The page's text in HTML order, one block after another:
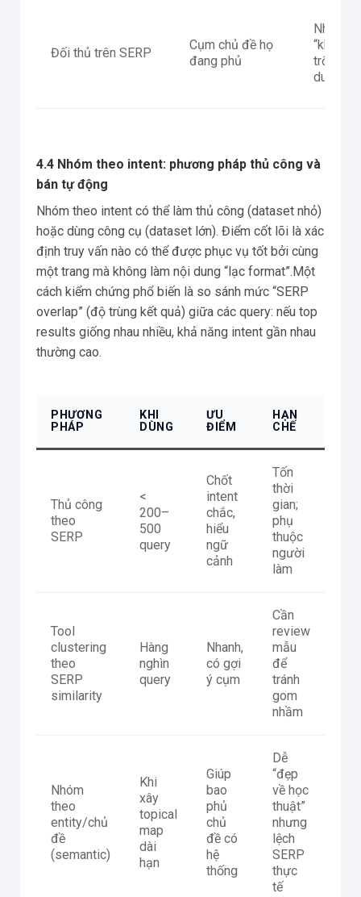
Đối thủ trên SERP
Cụm chủ đề họ
đang phủ
Nhìn
“khoảng
trống”
dung
4.4 Nhóm theo intent: phương pháp thủ công và
bán tự động
Nhóm theo intent có thể làm thủ công (dataset nhỏ)
hoặc dùng công cụ (dataset lớn). Điểm cốt lõi là xác
định truy vấn nào có thể được phục vụ tốt bởi cùng
một trang mà không làm nội dung “lạc format”.Một
cách kiểm chứng phổ biến là so sánh mức “SERP
overlap” (độ trùng kết quả) giữa các query: nếu top
results giống nhau nhiều, khả năng intent gần nhau
thường cao.
PHƯƠNG
PHÁP
KHI
DÙNG
ƯU
ĐIỂM
HẠN
CHẾ
Thủ công
theo
SERP
<
200–
500
query
Chốt
intent
chắc,
hiểu
ngữ
cảnh
Tốn
thời
gian;
phụ
thuộc
người
làm
Tool
clustering
theo
SERP
similarity
Hàng
nghìn
query
Nhanh,
có gợi
ý cụm
Cần
review
mẫu
để
tránh
gom
nhầm
Nhóm
theo
entity/chủ
đề
(semantic)
Khi
xây
topical
map
dài
hạn
Giúp
bao
phủ
chủ
đề có
hệ
thống
Dễ
“đẹp
về học
thuật”
nhưng
lệch
SERP
thực
tế